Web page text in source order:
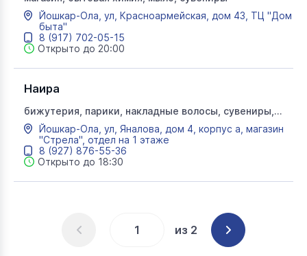
Йошкар-Ола, ул, Красноармейская, дом 43, ТЦ "Дом
быта"
8 (917) 702-05-15
Открыто до 20:00
Наира
бижутерия, парики, накладные волосы, сувениры,
сумки, кожгалантерея
Йошкар-Ола, ул, Яналова, дом 4, корпус а, магазин
"Стрела", отдел на 1 этаже
8 (927) 876-55-36
Открыто до 18:30
из 2